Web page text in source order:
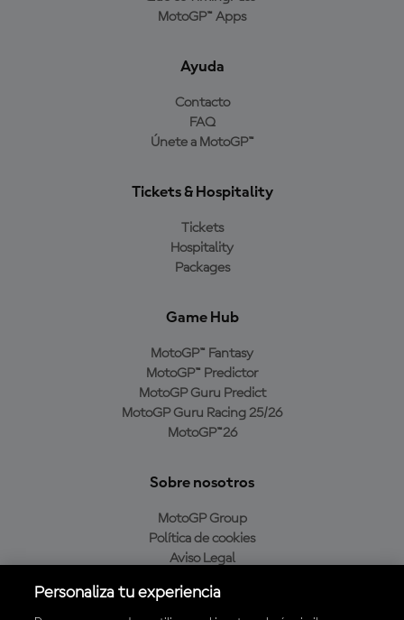
MotoGP™ Apps
Ayuda
Contacto
FAQ
Únete a MotoGP™
Tickets & Hospitality
Tickets
Hospitality
Packages
Game Hub
MotoGP™ Fantasy
MotoGP™ Predictor
MotoGP Guru Predict
MotoGP Guru Racing 25/26
MotoGP™26
Sobre nosotros
MotoGP Group
Política de cookies
Aviso Legal
Política de compra
Personaliza tu experiencia